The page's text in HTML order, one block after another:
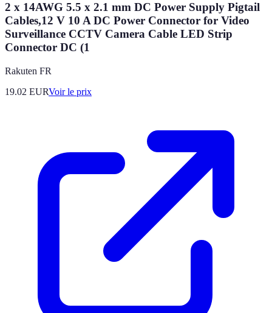
2 x 14AWG 5.5 x 2.1 mm DC Power Supply Pigtail
Cables,12 V 10 A DC Power Connector for Video
Surveillance CCTV Camera Cable LED Strip
Connector DC (1
Rakuten FR
19.02 EURVoir le prix